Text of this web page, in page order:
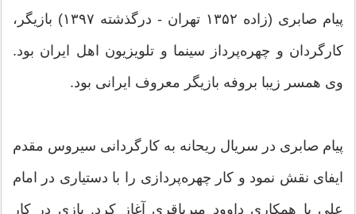
پیام صابری (زاده ۱۳۵۲ تهران - درگذشته ۱۳۹۷) بازیگر،
کارگردان و چهره‌پرداز سینما و تلویزیون اهل ایران بود.
وی همسر زیبا بروفه بازیگر معروف ایرانی بود.
پیام صابری در سریال ریحانه به کارگردانی سیروس مقدم
ایفای نقش نمود و کار چهره‌پردازی را با دستیاری در امام
علی با همکاری داوود میرباقری آغاز کرد. بازی در کار